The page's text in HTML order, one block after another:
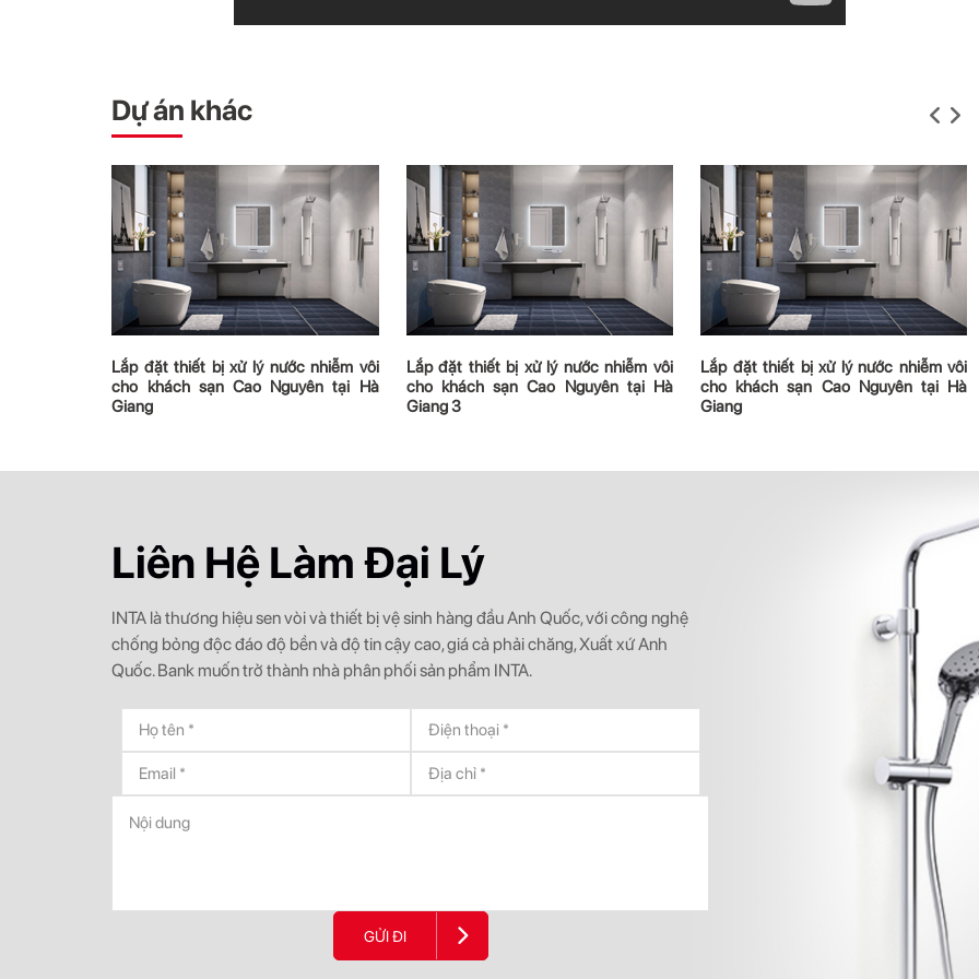
Dự án khác
Lắp đặt thiết bị xử lý nước nhiễm vôi
cho khách sạn Cao Nguyên tại Hà
Giang
Lắp đặt thiết bị xử lý nước nhiễm vôi
cho khách sạn Cao Nguyên tại Hà
Giang 3
Lắp đặt thiết bị xử lý nước nhiễm vôi
cho khách sạn Cao Nguyên tại Hà
Giang
Liên Hệ Làm Đại Lý
INTA là thương hiệu sen vòi và thiết bị vệ sinh hàng đầu Anh Quốc, với công nghệ
chống bỏng độc đáo độ bền và độ tin cậy cao, giá cả phải chăng, Xuất xứ Anh
Quốc. Bank muốn trở thành nhà phân phối sản phẩm INTA.
GỬI ĐI